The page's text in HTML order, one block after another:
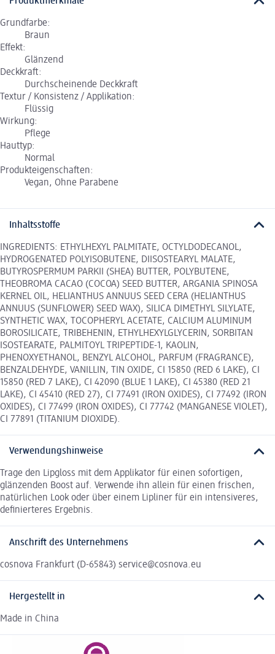
Grundfarbe:
Braun
Effekt:
Glänzend
Deckkraft:
Durchscheinende Deckkraft
Textur / Konsistenz / Applikation:
Flüssig
Wirkung:
Pflege
Hauttyp:
Normal
Produkteigenschaften:
Vegan, Ohne Parabene
Inhaltsstoffe
INGREDIENTS: ETHYLHEXYL PALMITATE, OCTYLDODECANOL,
HYDROGENATED POLYISOBUTENE, DIISOSTEARYL MALATE,
BUTYROSPERMUM PARKII (SHEA) BUTTER, POLYBUTENE,
THEOBROMA CACAO (COCOA) SEED BUTTER, ARGANIA SPINOSA
KERNEL OIL, HELIANTHUS ANNUUS SEED CERA (HELIANTHUS
ANNUUS (SUNFLOWER) SEED WAX), SILICA DIMETHYL SILYLATE,
SYNTHETIC WAX, TOCOPHERYL ACETATE, CALCIUM ALUMINUM
BOROSILICATE, TRIBEHENIN, ETHYLHEXYLGLYCERIN, SORBITAN
ISOSTEARATE, PALMITOYL TRIPEPTIDE-1, KAOLIN,
PHENOXYETHANOL, BENZYL ALCOHOL, PARFUM (FRAGRANCE),
BENZALDEHYDE, VANILLIN, TIN OXIDE, CI 15850 (RED 6 LAKE), CI
15850 (RED 7 LAKE), CI 42090 (BLUE 1 LAKE), CI 45380 (RED 21
LAKE), CI 45410 (RED 27), CI 77491 (IRON OXIDES), CI 77492 (IRON
OXIDES), CI 77499 (IRON OXIDES), CI 77742 (MANGANESE VIOLET),
CI 77891 (TITANIUM DIOXIDE).
Verwendungshinweise
Trage den Lipgloss mit dem Applikator für einen sofortigen,
glänzenden Boost auf. Verwende ihn allein für einen frischen,
natürlichen Look oder über einem Lipliner für ein intensiveres,
definierteres Ergebnis.
Anschrift des Unternehmens
cosnova Frankfurt (D-65843) service@cosnova.eu
Hergestellt in
Made in China